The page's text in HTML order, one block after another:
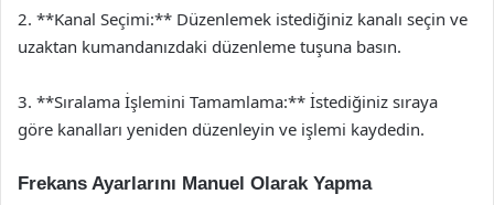
2. **Kanal Seçimi:** Düzenlemek istediğiniz kanalı seçin ve
uzaktan kumandanızdaki düzenleme tuşuna basın.
3. **Sıralama İşlemini Tamamlama:** İstediğiniz sıraya
göre kanalları yeniden düzenleyin ve işlemi kaydedin.
Frekans Ayarlarını Manuel Olarak Yapma